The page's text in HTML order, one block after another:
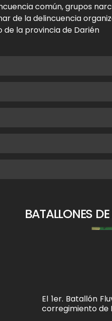
común, grupos
de la delincuencia
la provincia de Darién
BATALLONES
El 1er. Batallón
corregimiento de